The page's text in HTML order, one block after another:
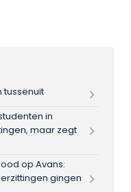
tussenuit
in
maar zegt
op Avans:
gingen